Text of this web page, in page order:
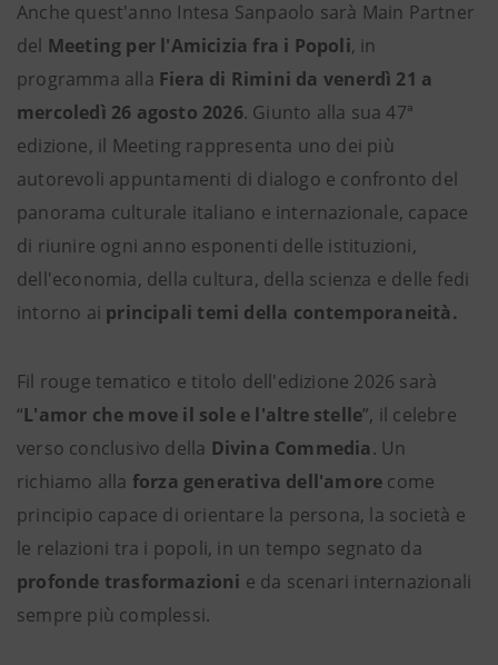
Anche quest'anno Intesa Sanpaolo sarà Main Partner
del Meeting per l'Amicizia fra i Popoli, in
programma alla Fiera di Rimini da venerdì 21 a
mercoledì 26 agosto 2026. Giunto alla sua 47ª
edizione, il Meeting rappresenta uno dei più
autorevoli appuntamenti di dialogo e confronto del
panorama culturale italiano e internazionale, capace
di riunire ogni anno esponenti delle istituzioni,
dell'economia, della cultura, della scienza e delle fedi
intorno ai principali temi della contemporaneità.
Fil rouge tematico e titolo dell'edizione 2026 sarà
“L'amor che move il sole e l'altre stelle”, il celebre
verso conclusivo della Divina Commedia. Un
richiamo alla forza generativa dell'amore come
principio capace di orientare la persona, la società e
le relazioni tra i popoli, in un tempo segnato da
profonde trasformazioni e da scenari internazionali
sempre più complessi.